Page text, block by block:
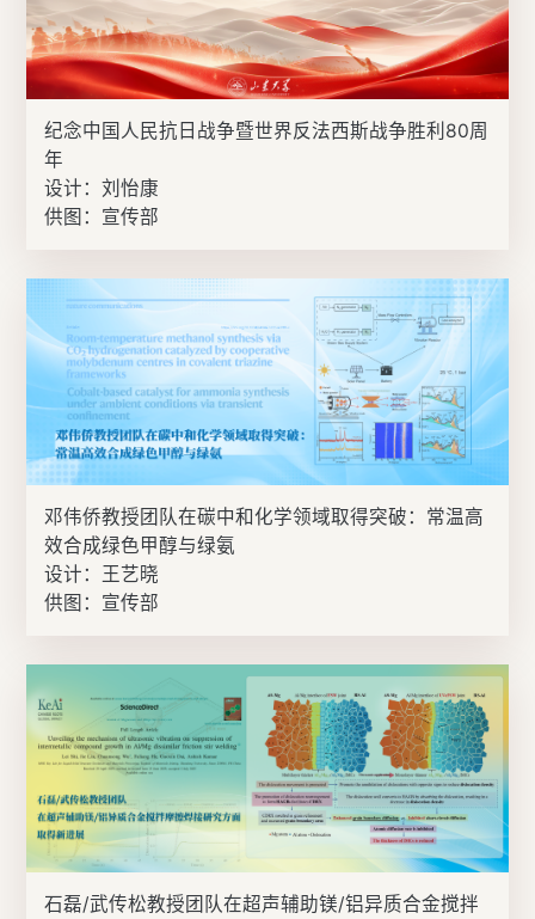
纪念中国人民抗日战争暨世界反法西斯战争胜利80周
年
设计：刘怡康
供图：宣传部
邓伟侨教授团队在碳中和化学领域取得突破：常温高
效合成绿色甲醇与绿氨
设计：王艺晓
供图：宣传部
石磊/武传松教授团队在超声辅助镁/铝异质合金搅拌